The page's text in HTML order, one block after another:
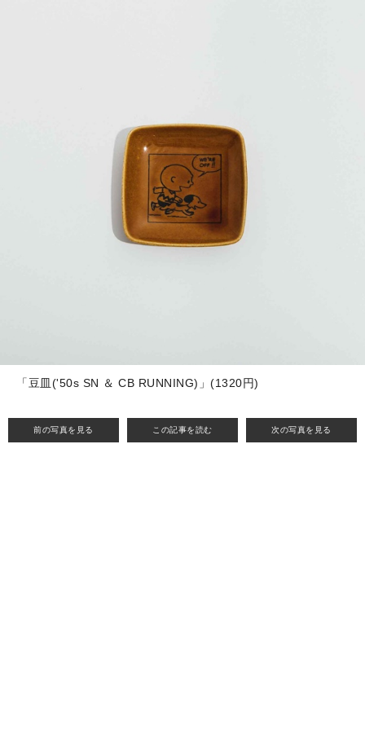
前の写真を見る この記事を読む 次の写真を見る
「豆皿('50s SN ＆ CB RUNNING)」(1320円)